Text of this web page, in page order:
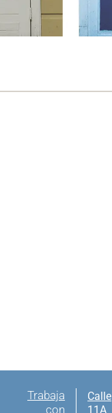
Trabaja
con
Calle
11A